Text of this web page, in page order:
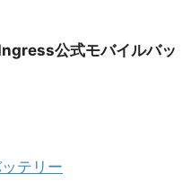
公式モバイルバッ
テリー